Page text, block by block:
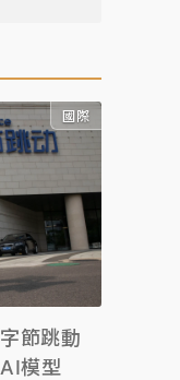
國際
節跳動
模型